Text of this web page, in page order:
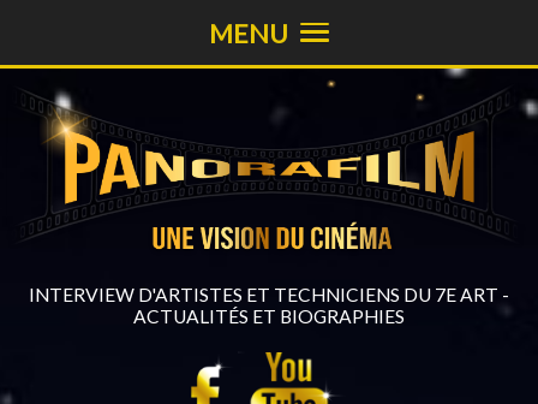
INTERVIEW D'ARTISTES ET TECHNICIENS DU 7E ART -
ACTUALITÉS ET BIOGRAPHIES
MENU